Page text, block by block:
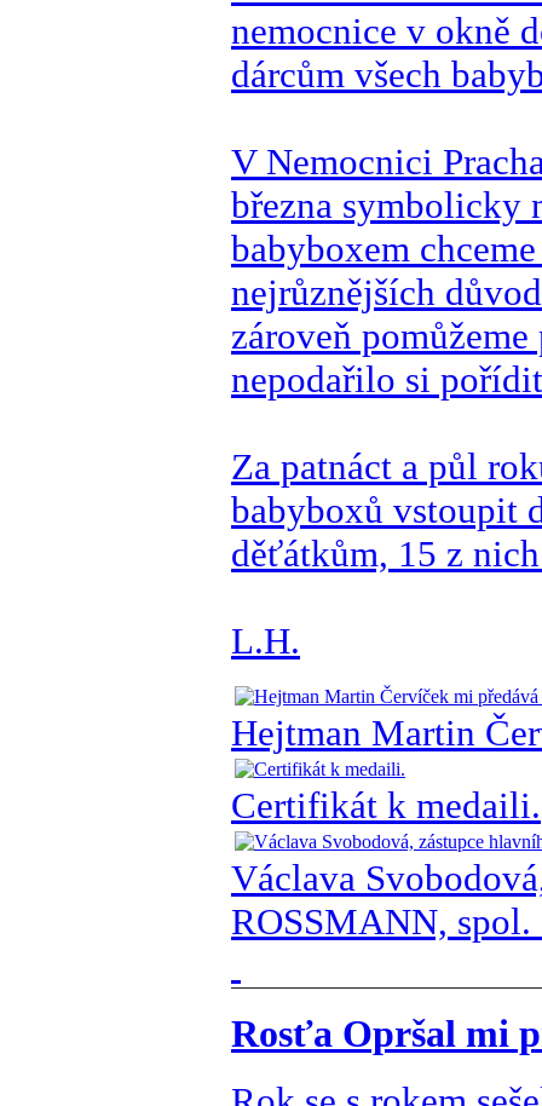
nemocnice v okně
dárcům všech
V Nemocnici
března symbolicky
babyboxem
nejrůznějších
zároveň
nepodařilo si
Za patnáct a půl
babyboxů vstoupit
děťátkům, 15 z
L.H.
Hejtman Martin
Certifikát k medaili.
Václava
ROSSMANN, spol.
Rosťa Opršal mi